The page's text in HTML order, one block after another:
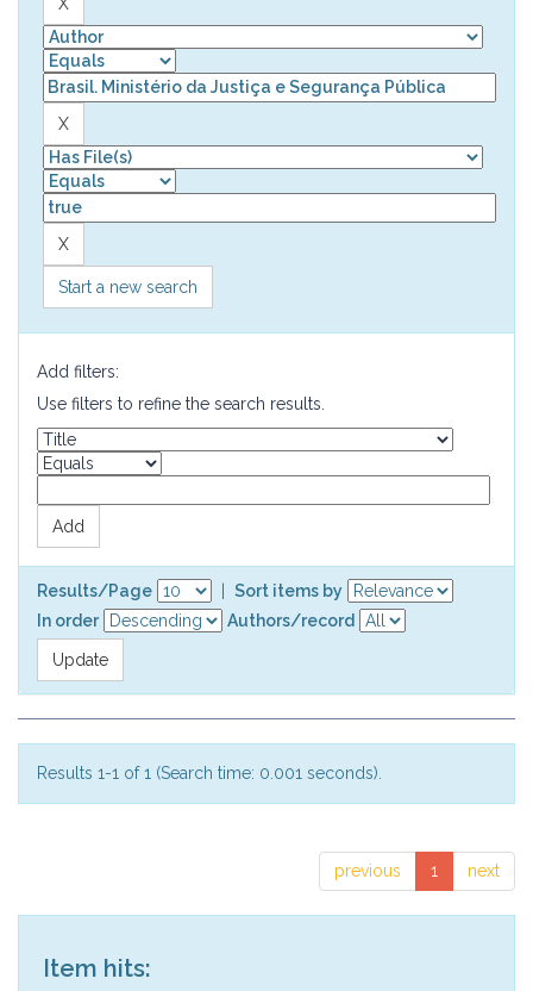
Start a new search
Add filters:
Use filters to refine the search results.
Results/Page
Sort items by
In order
Authors/record
Results 1-1 of 1 (Search time: 0.001 seconds).
previous 1 next
Item hits: